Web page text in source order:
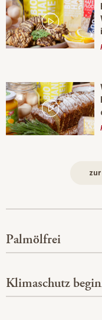
Palmölfrei
Klimaschutz